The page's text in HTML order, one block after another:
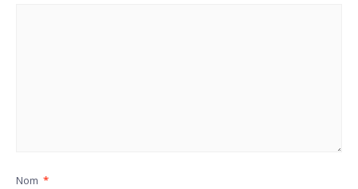
Nom *